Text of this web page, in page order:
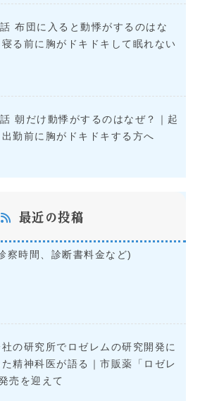
布団に入ると動悸がするのはな
る前に胸がドキドキして眠れない
朝だけ動悸がするのはなぜ？｜起
出勤前に胸がドキドキする方へ
最近の投稿
察時間、診断書料金など)
の研究所でロゼレムの研究開発に
精神科医が語る｜市販薬「ロゼレ
売を迎えて